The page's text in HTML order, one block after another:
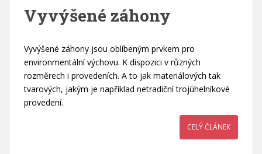
Vyvýšené záhony
Vyvýšené záhony jsou oblíbeným prvkem pro
environmentální výchovu. K dispozici v různých
rozměrech i provedeních. A to jak materiálových tak
tvarových, jakým je například netradiční trojúhelníkové
provedení.
CELÝ ČLÁNEK